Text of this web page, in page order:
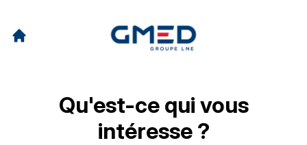
Qu'est-ce qui vous
intéresse ?